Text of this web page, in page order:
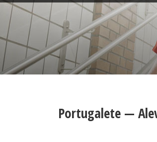
Portugalete —